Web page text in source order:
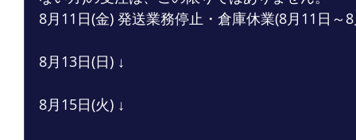
8月11日(金) 発送業務停止・倉庫休業(8月11日～
8月13日(日) ↓
8月15日(火) ↓